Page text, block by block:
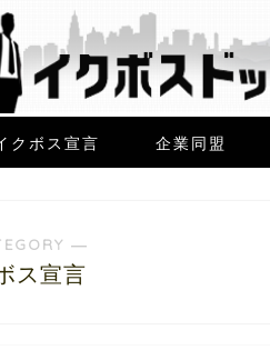
クボス宣言 企業同盟
―
ス宣言